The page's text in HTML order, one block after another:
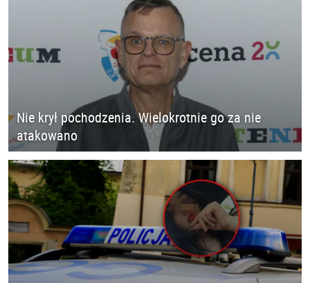
Nie krył pochodzenia. Wielokrotnie go za nie
atakowano